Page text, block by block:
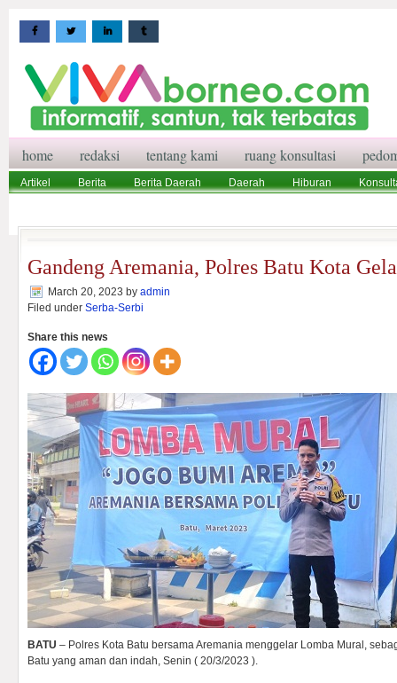
home redaksi tentang kami ruang konsultasi
Artikel Berita Berita Daerah Daerah Hiburan
Gandeng Aremania, Polres Batu Kota
March 20, 2023 by admin
Filed under Serba-Serbi
Share this news
BATU – Polres Kota Batu bersama Aremania menggelar Lomba Mural,
Batu yang aman dan indah, Senin ( 20/3/2023 ).